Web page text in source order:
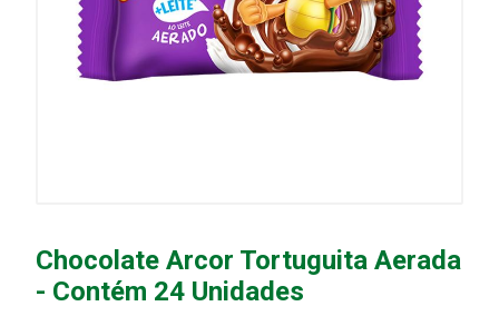
Chocolate Arcor Tortuguita Aerada
- Contém 24 Unidades